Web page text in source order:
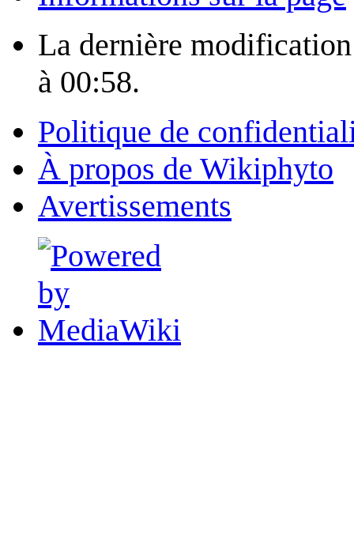
La dernière
à 00:58.
Politique de
À propos de Wikiphyto
Avertissements